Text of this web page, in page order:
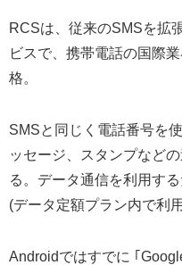
RCSは、従来のSMSを拡
ビスで、携帯電話の国際
格。
SMSと同じく電話番号を
ッセージ、スタンプなど
る。データ通信を利用す
(データ定額プラン内で利
Androidではすでに ｢